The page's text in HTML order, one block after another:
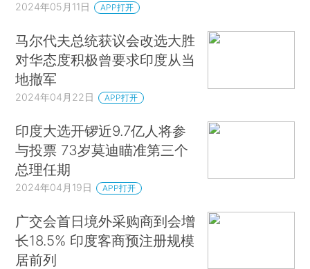
2024年05月11日 APP打开
马尔代夫总统获议会改选大胜
对华态度积极曾要求印度从当
地撤军
2024年04月22日 APP打开
印度大选开锣近9.7亿人将参
与投票 73岁莫迪瞄准第三个
总理任期
2024年04月19日 APP打开
广交会首日境外采购商到会增
长18.5% 印度客商预注册规模
居前列